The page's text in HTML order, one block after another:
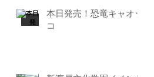
本日発売！恐竜キャオッ
コ